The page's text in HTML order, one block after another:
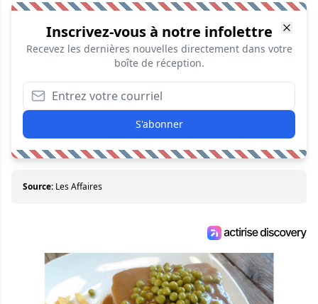
Inscrivez-vous à notre infolettre
Recevez les dernières nouvelles directement dans votre
boîte de réception.
S'abonner
Source: Les Affaires